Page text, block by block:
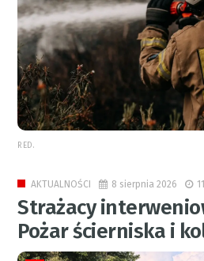
RED.
AKTUALNOŚCI 8 sierpnia 2026
Strażacy
Pożar ścierniska i